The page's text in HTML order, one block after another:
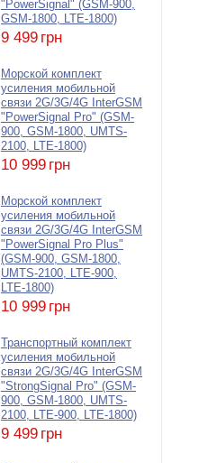
"PowerSignal" (GSM-900,
GSM-1800, LTE-1800)
9 499 грн
Морской комплект
усиления мобильной
связи 2G/3G/4G InterGSM
"PowerSignal Pro" (GSM-
900, GSM-1800, UMTS-
2100, LTE-1800)
10 999 грн
Морской комплект
усиления мобильной
связи 2G/3G/4G InterGSM
"PowerSignal Pro Plus"
(GSM-900, GSM-1800,
UMTS-2100, LTE-900,
LTE-1800)
10 999 грн
Транспортный комплект
усиления мобильной
связи 2G/3G/4G InterGSM
"StrongSignal Pro" (GSM-
900, GSM-1800, UMTS-
2100, LTE-900, LTE-1800)
9 499 грн